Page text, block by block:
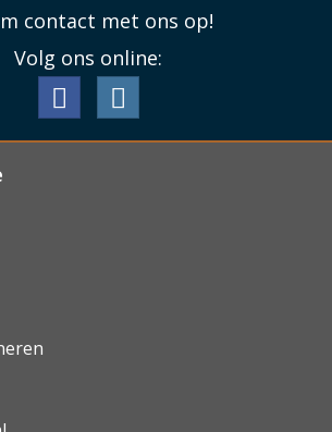
zo het onderliggende scherm van uw
Tab hopelijk behoed voor kostbare
contact met ons op!
Volg ons online: